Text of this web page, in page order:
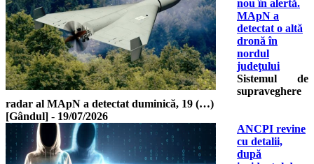
nou în alertă.
MApN a
detectat o altă
dronă în
nordul
judeţului
Sistemul de
supraveghere
radar al MApN a detectat duminică, 19 (…)
[Gândul] - 19/07/2026
ANCPI revine
cu detalii,
după